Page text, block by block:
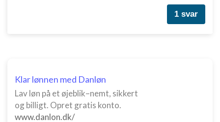
1 svar
Klar lønnen med Danløn
Lav løn på et øjeblik–nemt, sikkert
og billigt. Opret gratis konto.
www.danlon.dk/